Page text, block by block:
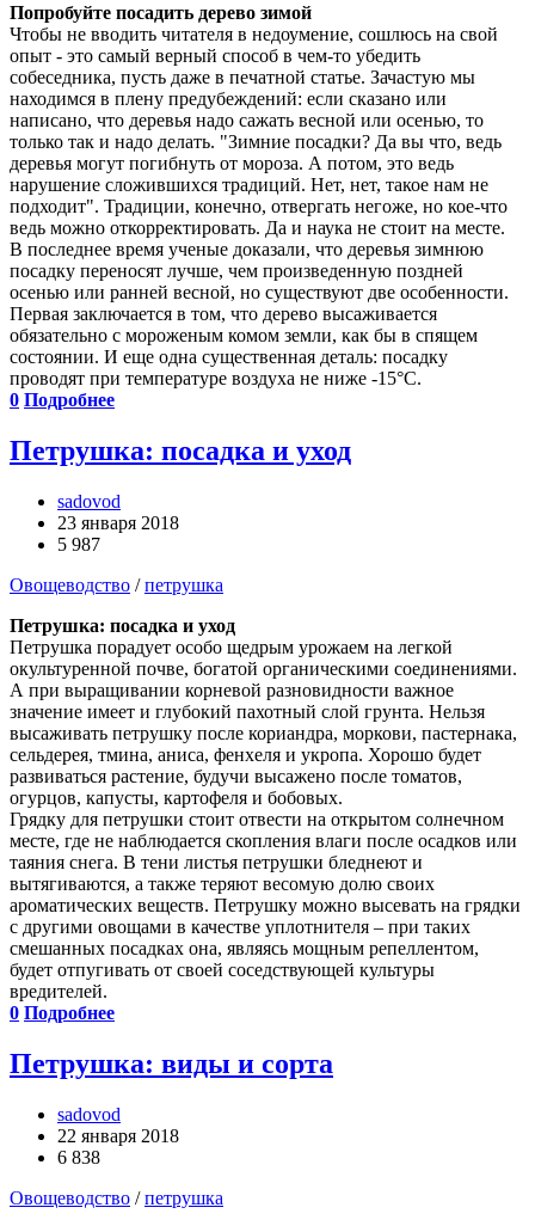
Попробуйте посадить дерево зимой
Чтобы не вводить читателя в недоумение, сошлюсь на свой
опыт - это самый верный способ в чем-то убедить
собеседника, пусть даже в печатной статье. Зачастую мы
находимся в плену предубеждений: если сказано или
написано, что деревья надо сажать весной или осенью, то
только так и надо делать. "Зимние посадки? Да вы что, ведь
деревья могут погибнуть от мороза. А потом, это ведь
нарушение сложившихся традиций. Нет, нет, такое нам не
подходит". Традиции, конечно, отвергать негоже, но кое-что
ведь можно откорректировать. Да и наука не стоит на месте.
В последнее время ученые доказали, что деревья зимнюю
посадку переносят лучше, чем произведенную поздней
осенью или ранней весной, но существуют две особенности.
Первая заключается в том, что дерево высаживается
обязательно с мороженым комом земли, как бы в спящем
состоянии. И еще одна существенная деталь: посадку
проводят при температуре воздуха не ниже -15°С.
0 Подробнее
Петрушка: посадка и уход
sadovod
23 января 2018
5 987
Овощеводство /петрушка
Петрушка: посадка и уход
Петрушка порадует особо щедрым урожаем на легкой
окультуренной почве, богатой органическими соединениями.
А при выращивании корневой разновидности важное
значение имеет и глубокий пахотный слой грунта. Нельзя
высаживать петрушку после кориандра, моркови, пастернака,
сельдерея, тмина, аниса, фенхеля и укропа. Хорошо будет
развиваться растение, будучи высажено после томатов,
огурцов, капусты, картофеля и бобовых.
Грядку для петрушки стоит отвести на открытом солнечном
месте, где не наблюдается скопления влаги после осадков или
таяния снега. В тени листья петрушки бледнеют и
вытягиваются, а также теряют весомую долю своих
ароматических веществ. Петрушку можно высевать на грядки
с другими овощами в качестве уплотнителя – при таких
смешанных посадках она, являясь мощным репеллентом,
будет отпугивать от своей соседствующей культуры
вредителей.
0 Подробнее
Петрушка: виды и сорта
sadovod
22 января 2018
6 838
Овощеводство /петрушка